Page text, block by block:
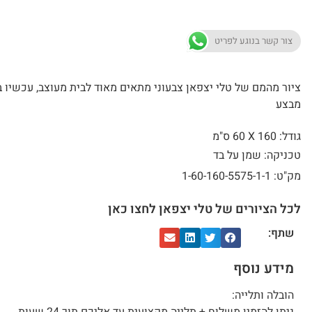
צור קשר בנוגע לפריט
ציור מהמם של טלי יצפאן צבעוני מתאים מאוד לבית מעוצב, עכשיו
מבצע
גודל: 160 X
60 ס"מ
טכניקה: שמן על בד
מק"ט: 1-60-160-5575-1-1
לכל הציורים של טלי יצפאן לחצו כאן
שתף:
מידע נוסף
הובלה ותלייה: